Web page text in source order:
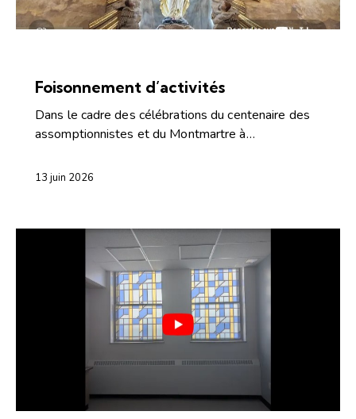
Foisonnement d’activités
Dans le cadre des célébrations du centenaire des
assomptionnistes et du Montmartre à…
13 juin 2026